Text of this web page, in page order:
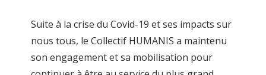
Suite à la crise du Covid-19 et ses impacts sur
nous tous, le Collectif HUMANIS a maintenu
son engagement et sa mobilisation pour